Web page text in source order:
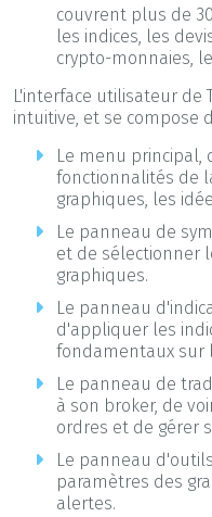
couvrent plus de
les indices, les
crypto-monnaies,
L'interface utilisateur de
intuitive, et se compose
Le menu principal,
fonctionnalités de
graphiques, les
Le panneau de
et de sélectionner
graphiques.
Le panneau
d'appliquer les
fondamentaux sur
Le panneau de
à son broker, de
ordres et de gérer
Le panneau
paramètres des
alertes.